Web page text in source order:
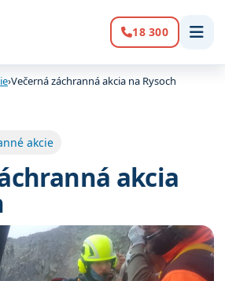
Volanie:
18 300
›Večerná záchranná akcia na Rysoch
akcie
akcia